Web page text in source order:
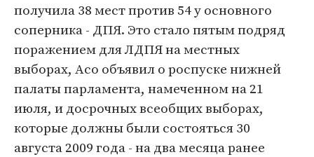
получила 38 мест против 54 у основного
соперника - ДПЯ. Это стало пятым подряд
поражением для ЛДПЯ на местных
выборах, Асо объявил о роспуске нижней
палаты парламента, намеченном на 21
июля, и досрочных всеобщих выборах,
которые должны были состояться 30
августа 2009 года - на два месяца ранее